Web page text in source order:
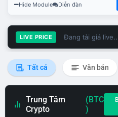
Hide Module Diễn đàn
LIVE PRICE Đang tải giá
Tất cả Văn bản
Trung Tâm
Crypto
(BTC
)